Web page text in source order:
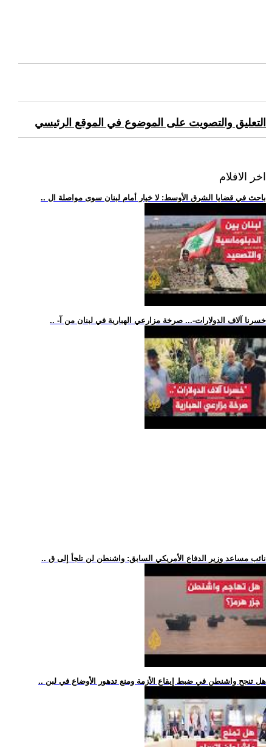
التعليق والتصويت على الموضوع في الموقع الرئيسي
اخر الافلام
.. باحث في قضايا الشرق الأوسط: لا خيار أمام لبنان سوى مواصلة ال
.. -خسرنا آلاف الدولارات-... صرخة مزارعي الهبارية في لبنان من آ
.. نائب مساعد وزير الدفاع الأمريكي السابق: واشنطن لن تلجأ إلى ق
.. هل تنجح واشنطن في ضبط إيقاع الأزمة ومنع تدهور الأوضاع في لبن